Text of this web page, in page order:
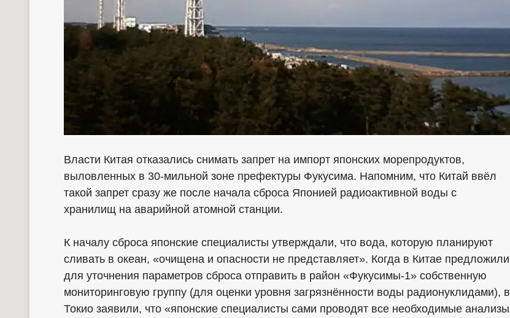
Власти Китая отказались снимать запрет на импорт японских морепродуктов,
выловленных в 30-мильной зоне префектуры Фукусима. Напомним, что Китай ввёл
такой запрет сразу же после начала сброса Японией радиоактивной воды с
хранилищ на аварийной атомной станции.
К началу сброса японские специалисты утверждали, что вода, которую планируют
сливать в океан, «очищена и опасности не представляет». Когда в Китае предложили
для уточнения параметров сброса отправить в район «Фукусимы-1» собственную
мониторинговую группу (для оценки уровня загрязнённости воды радионуклидами), в
Токио заявили, что «японские специалисты сами проводят все необходимые анализы